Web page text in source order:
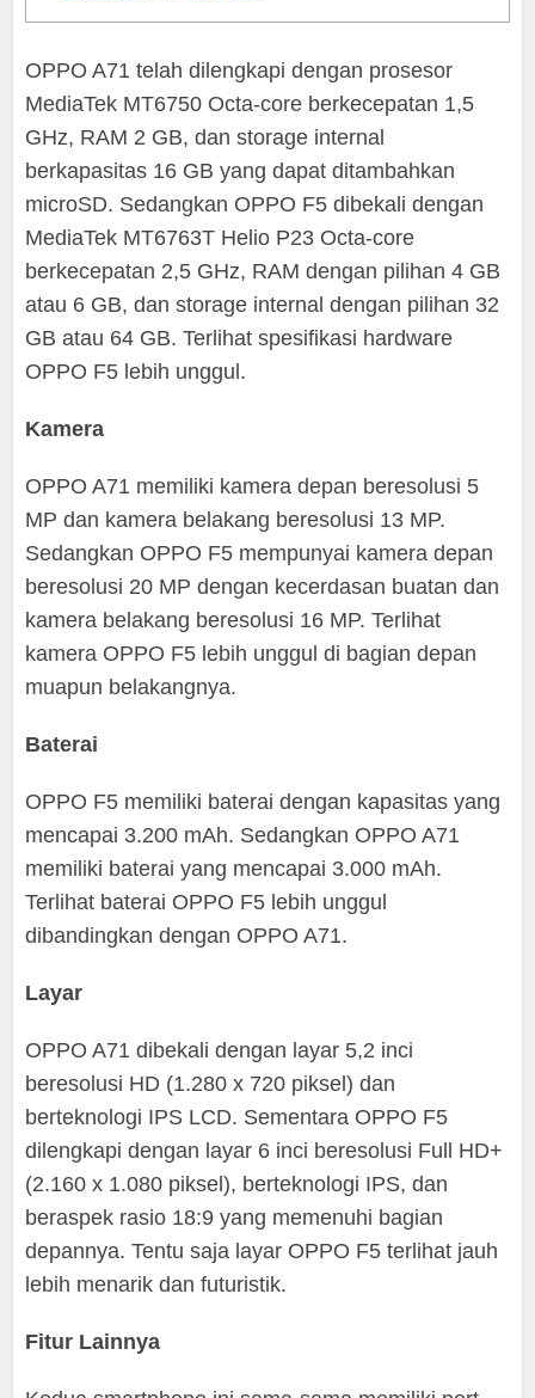
OPPO A71 telah dilengkapi dengan prosesor
MediaTek MT6750 Octa-core berkecepatan 1,5
GHz, RAM 2 GB, dan storage internal
berkapasitas 16 GB yang dapat ditambahkan
microSD. Sedangkan OPPO F5 dibekali dengan
MediaTek MT6763T Helio P23 Octa-core
berkecepatan 2,5 GHz, RAM dengan pilihan 4 GB
atau 6 GB, dan storage internal dengan pilihan 32
GB atau 64 GB. Terlihat spesifikasi hardware
OPPO F5 lebih unggul.
Kamera
OPPO A71 memiliki kamera depan beresolusi 5
MP dan kamera belakang beresolusi 13 MP.
Sedangkan OPPO F5 mempunyai kamera depan
beresolusi 20 MP dengan kecerdasan buatan dan
kamera belakang beresolusi 16 MP. Terlihat
kamera OPPO F5 lebih unggul di bagian depan
muapun belakangnya.
Baterai
OPPO F5 memiliki baterai dengan kapasitas yang
mencapai 3.200 mAh. Sedangkan OPPO A71
memiliki baterai yang mencapai 3.000 mAh.
Terlihat baterai OPPO F5 lebih unggul
dibandingkan dengan OPPO A71.
Layar
OPPO A71 dibekali dengan layar 5,2 inci
beresolusi HD (1.280 x 720 piksel) dan
berteknologi IPS LCD. Sementara OPPO F5
dilengkapi dengan layar 6 inci beresolusi Full HD+
(2.160 x 1.080 piksel), berteknologi IPS, dan
beraspek rasio 18:9 yang memenuhi bagian
depannya. Tentu saja layar OPPO F5 terlihat jauh
lebih menarik dan futuristik.
Fitur Lainnya